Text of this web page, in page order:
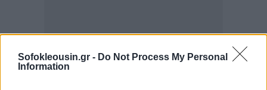
Sofokleousin.gr - Do Not Process My Personal
Information